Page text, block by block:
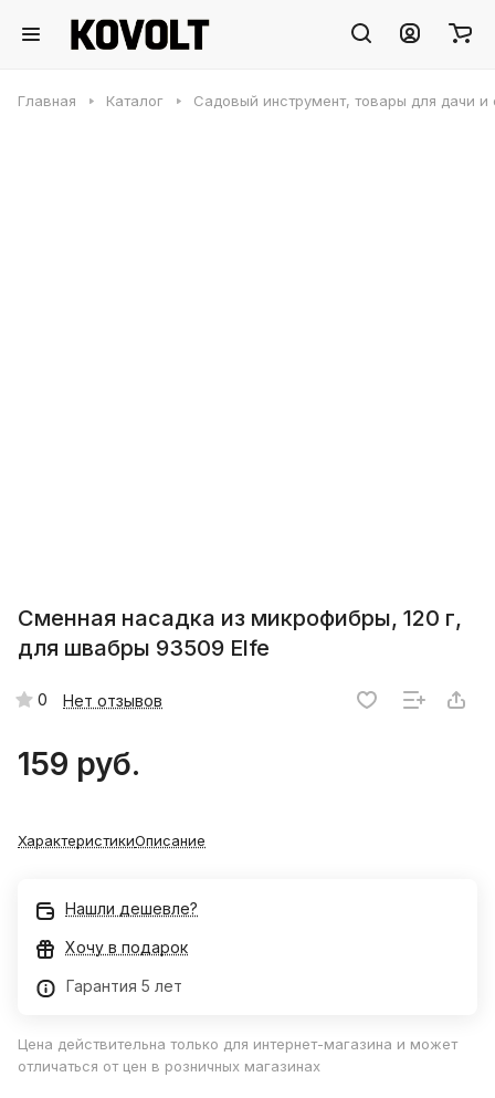
Главная Каталог Садовый инструмент, товары для дачи и
Сменная насадка из микрофибры, 120 г,
для швабры 93509 Elfe
0 Нет отзывов
159 руб.
ХарактеристикиОписание
Нашли дешевле?
Хочу в подарок
Гарантия 5 лет
Цена действительна только для интернет-магазина и может
отличаться от цен в розничных магазинах